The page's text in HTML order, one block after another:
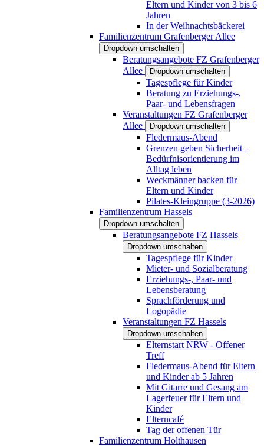
Eltern und Kinder von 3 bis 6
Jahren
In der Weihnachtsbäckerei
Familienzentrum Grafenberger Allee
Dropdown umschalten
Beratungsangebote FZ Grafenberger
Allee
Dropdown umschalten
Tagespflege für Kinder
Beratung zu Erziehungs-,
Paar- und Lebensfragen
Veranstaltungen FZ Grafenberger
Allee
Dropdown umschalten
Fledermaus-Abend
Grenzen geben Sicherheit –
Bedürfnisorientierung im
Alltag leben
Weckmänner backen für
Eltern und Kinder
Pilates-Kleingruppe (3-2026)
Familienzentrum Hassels
Dropdown umschalten
Beratungsangebote FZ Hassels
Dropdown umschalten
Tagespflege für Kinder
Mieter- und Sozialberatung
Erziehungs-, Paar- und
Lebensberatung
Sprachförderung und
Logopädie
Veranstaltungen FZ Hassels
Dropdown umschalten
Elternstart NRW - Offener
Treff
Fledermaus-Abend für Eltern
und Kinder ab 5 Jahren
Mit Gitarre und Gesang am
Lagerfeuer für Eltern und
Kinder
Elterncafé
Tag der offenen Tür
Familienzentrum Holthausen